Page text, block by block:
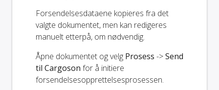
Forsendelsesdataene kopieres fra det
valgte dokumentet, men kan redigeres
manuelt etterpå, om nødvendig.
Åpne dokumentet og velg Prosess ->Send
til Cargoson for å initiere
forsendelsesopprettelsesprosessen.